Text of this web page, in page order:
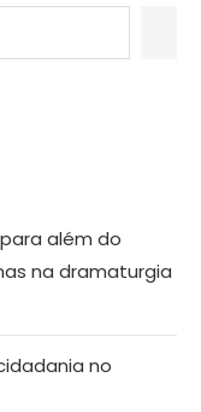
além do
na dramaturgia
no